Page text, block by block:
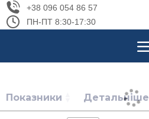
+38 096 054 86 57
ПН-ПТ 8:30-17:30
Показники Детальніше